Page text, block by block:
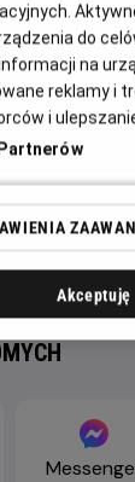
do
na
reklamy i
i
Akceptuję